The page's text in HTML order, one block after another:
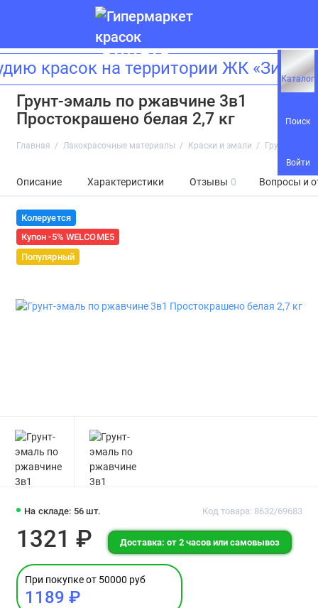
Каталог
Поиск
Войти
красок на территории ЖК
Грунт-эмаль по ржавчине 3в1
Простокрашено белая 2,7 кг
Главная Лакокрасочные материалы Краски и эмали Грунт-
Описание Характеристики Отзывы 0 Вопросы и
Колеруется
Купон -5% WELCOME5
Популярный
На складе: 56 шт. Код товара: 8632/69683
1321 ₽ Доставка: от 2 часов или самовывоз
При покупке от 50000 руб
1189 ₽